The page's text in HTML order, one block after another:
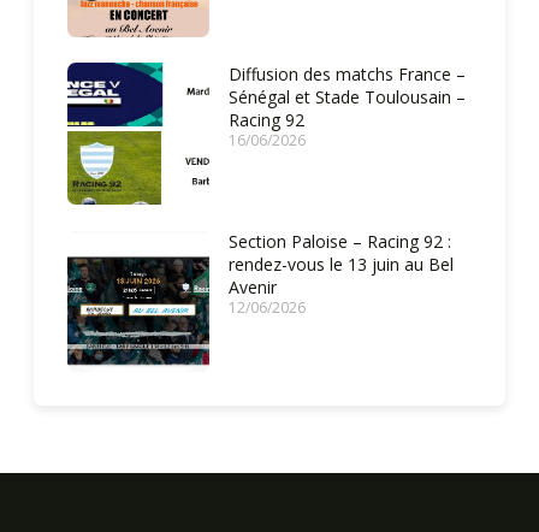
Diffusion des matchs France –
Sénégal et Stade Toulousain –
Racing 92
16/06/2026
Section Paloise – Racing 92 :
rendez-vous le 13 juin au Bel
Avenir
12/06/2026